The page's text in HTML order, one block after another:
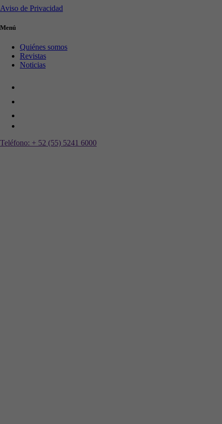
Aviso de Privacidad
Menú
Quiénes somos
Revistas
Noticias
Teléfono: + 52 (55) 5241 6000